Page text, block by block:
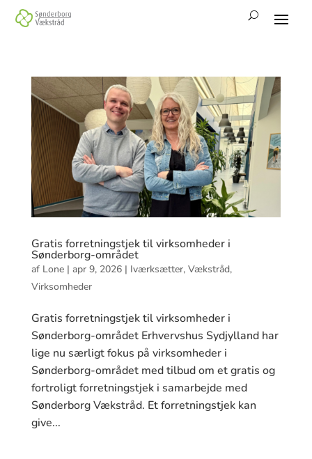
Gratis forretningstjek til virksomheder i
Sønderborg-området
af Lone| apr 9, 2026| Iværksætter, Vækstråd,
Virksomheder
Gratis forretningstjek til virksomheder i
Sønderborg-området Erhvervshus Sydjylland har
lige nu særligt fokus på virksomheder i
Sønderborg-området med tilbud om et gratis og
fortroligt forretningstjek i samarbejde med
Sønderborg Vækstråd. Et forretningstjek kan
give...